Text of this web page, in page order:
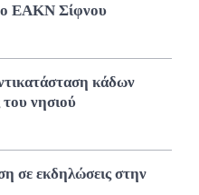
ΕΑΚΝ Σίφνου
κάδων
του νησιού
σε εκδηλώσεις στην